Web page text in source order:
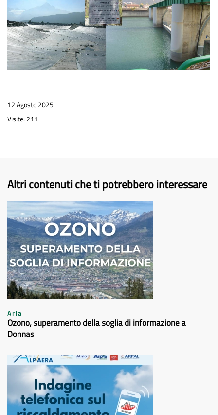
12 Agosto 2025
Visite: 211
Altri contenuti che ti potrebbero interessare
Aria
Ozono, superamento della soglia di informazione a
Donnas